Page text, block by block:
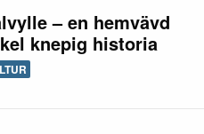
– en hemvävd
knepig historia